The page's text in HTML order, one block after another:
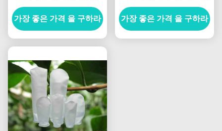
1x1x1m
가장 좋은 가격 을 구하라
대 알칼리성
가장 좋은 가격 을 구하라